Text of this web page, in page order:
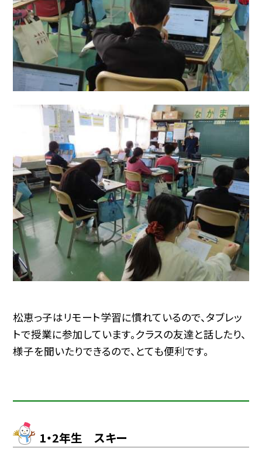
松恵っ子はリモート学習に慣れているので、タブレッ
トで授業に参加しています。クラスの友達と話したり、
様子を聞いたりできるので、とても便利です。
1・2年生 スキー